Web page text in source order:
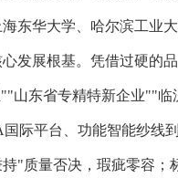
东华大学、哈尔滨工业
发展根基。凭借过硬
山东省专精特新企业""
际平台、功能智能纱
"质量否决，瑕疵零容